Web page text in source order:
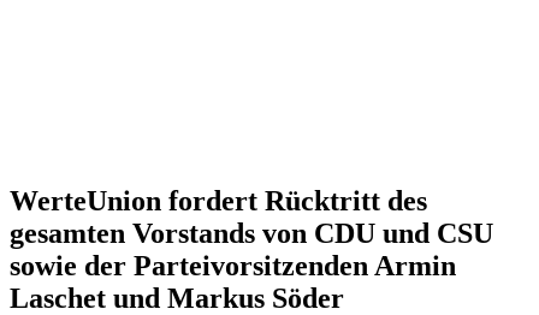
WerteUnion fordert Rücktritt des
gesamten Vorstands von CDU und CSU
sowie der Parteivorsitzenden Armin
Laschet und Markus Söder